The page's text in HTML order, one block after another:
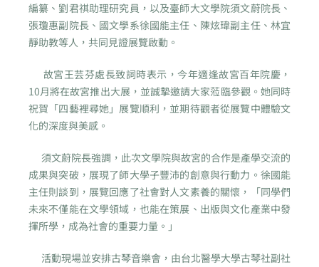
編纂、劉君祺助理研究員，以及臺師大文學院須文蔚院長、
張瓊惠副院長、國文學系徐國能主任、陳炫瑋副主任、林宜
靜助教等人，共同見證展覽啟動。
故宮王芸芬處長致詞時表示，今年適逢故宮百年院慶，
10月將在故宮推出大展，並誠摯邀請大家蒞臨參觀。她同時
祝賀「四藝裡尋她」展覽順利，並期待觀者從展覽中體驗文
化的深度與美感。
須文蔚院長強調，此次文學院與故宮的合作是產學交流的
成果與突破，展現了師大學子豐沛的創意與行動力。徐國能
主任則談到，展覽回應了社會對人文素養的關懷，「同學們
未來不僅能在文學領域，也能在策展、出版與文化產業中發
揮所學，成為社會的重要力量。」
活動現場並安排古琴音樂會，由台北醫學大學古琴社副社